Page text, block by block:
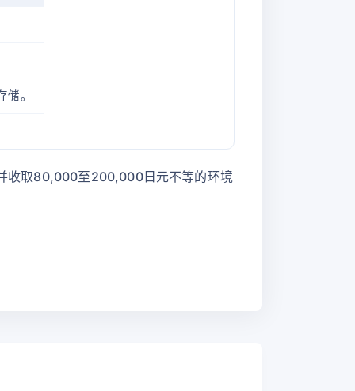
。
收取80,000至200,000日元不等的环境